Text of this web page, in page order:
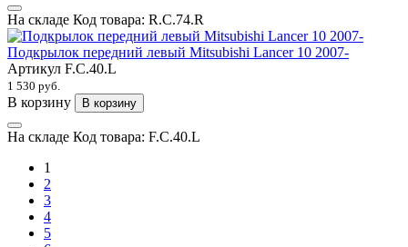
На складе Код товара: R.C.74.R
Подкрылок передний левый Mitsubishi Lancer 10 2007-
Артикул F.C.40.L
1 530 руб.
В корзину В корзину
На складе Код товара: F.C.40.L
1
2
3
4
5